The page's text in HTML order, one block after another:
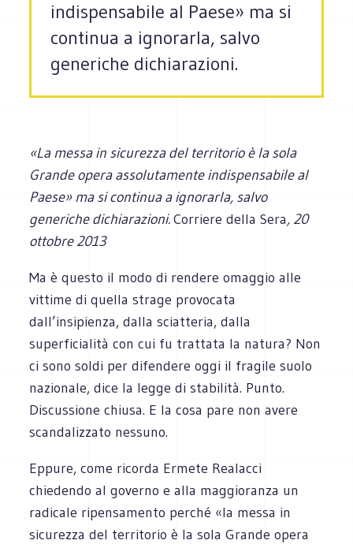
indispensabile al Paese» ma si
continua a ignorarla, salvo
generiche dichiarazioni.
«La messa in sicurezza del territorio è la sola
Grande opera assolutamente indispensabile al
Paese» ma si continua a ignorarla, salvo
generiche dichiarazioni.Corriere della Sera, 20
ottobre 2013
Ma è questo il modo di rendere omaggio alle
vittime di quella strage provocata
dall’insipienza, dalla sciatteria, dalla
superficialità con cui fu trattata la natura? Non
ci sono soldi per difendere oggi il fragile suolo
nazionale, dice la legge di stabilità. Punto.
Discussione chiusa. E la cosa pare non avere
scandalizzato nessuno.
Eppure, come ricorda Ermete Realacci
chiedendo al governo e alla maggioranza un
radicale ripensamento perché «la messa in
sicurezza del territorio è la sola Grande opera